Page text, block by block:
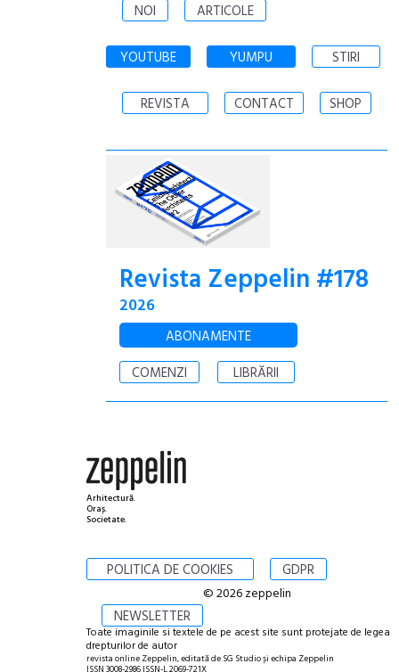
NOI ARTICOLE
YOUTUBE YUMPU STIRI
REVISTA CONTACT SHOP
Revista Zeppelin #178
2026
ABONAMENTE
COMENZI
LIBRĂRII
Arhitectură.
Oraș.
Societate.
POLITICA DE COOKIES GDPR
NEWSLETTER
© 2026 zeppelin
Toate imaginile si textele de pe acest site sunt protejate de legea
drepturilor de autor
revista online Zeppelin, editată de SG Studio și echipa Zeppelin
ISSN 3008-2986 ISSN-L 2069-721X